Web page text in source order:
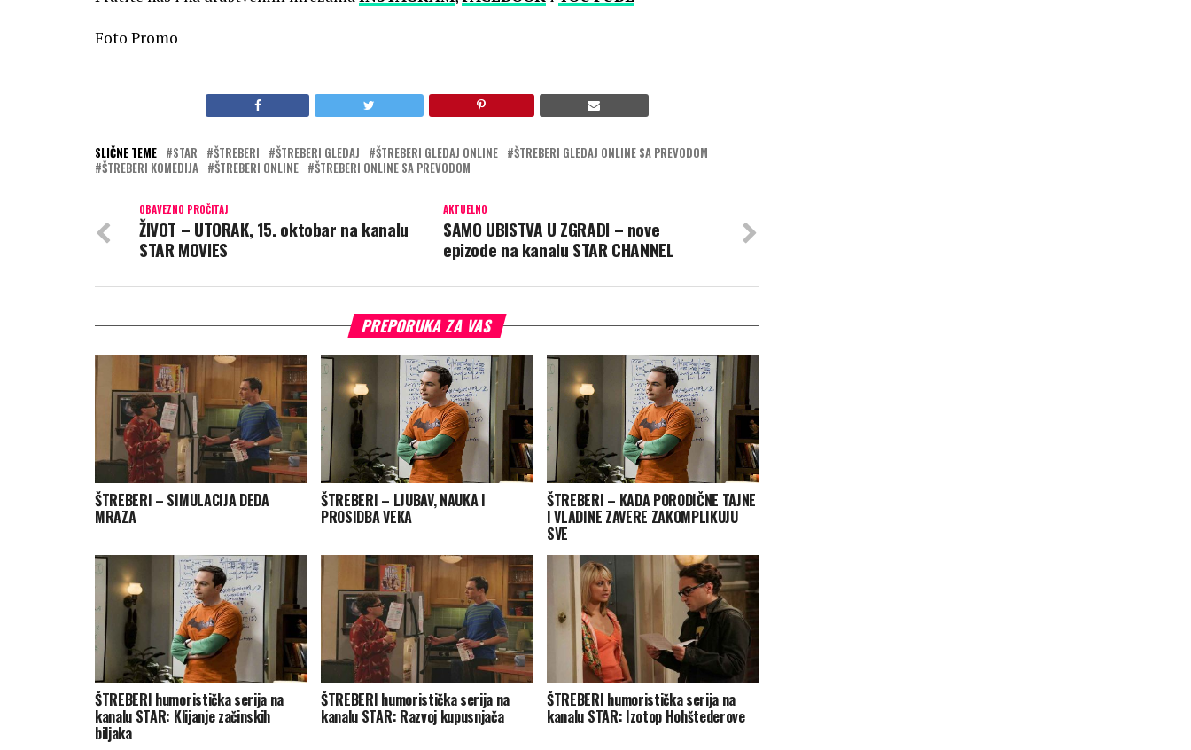
Foto Promo
SLIČNE TEME STAR ŠTREBERI ŠTREBERI GLEDAJ ŠTREBERI GLEDAJ ONLINE
ŠTREBERI GLEDAJ ONLINE SA PREVODOM
ŠTREBERI KOMEDIJA
ŠTREBERI ONLINE ŠTREBERI ONLINE SA PREVODOM
AKTUELNO
SAMO UBISTVA U ZGRADI – nove
epizode na kanalu STAR CHANNEL
OBAVEZNO PROČITAJ
ŽIVOT – UTORAK, 15. oktobar na kanalu
STAR MOVIES
PREPORUKA ZA VAS
ŠTREBERI – SIMULACIJA DEDA
MRAZA
ŠTREBERI – LJUBAV, NAUKA I
PROSIDBA VEKА
ŠTREBERI – KADA PORODIČNE TAJNE
I VLADINE ZAVERE ZAKOMPLIKUJU
SVE
ŠTREBERI humoristička serija na
kanalu STAR: Klijanje začinskih
biljaka
ŠTREBERI humoristička serija na
kanalu STAR: Razvoj kupusnjača
ŠTREBERI humoristička serija na
kanalu STAR: Izotop Hohštederove